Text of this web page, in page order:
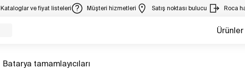
Kataloglar ve fiyat listeleri Müşteri hizmetleri Satış noktası bulucu Roca
Ürünler
Tüm
Batarya tamamlayıcıları